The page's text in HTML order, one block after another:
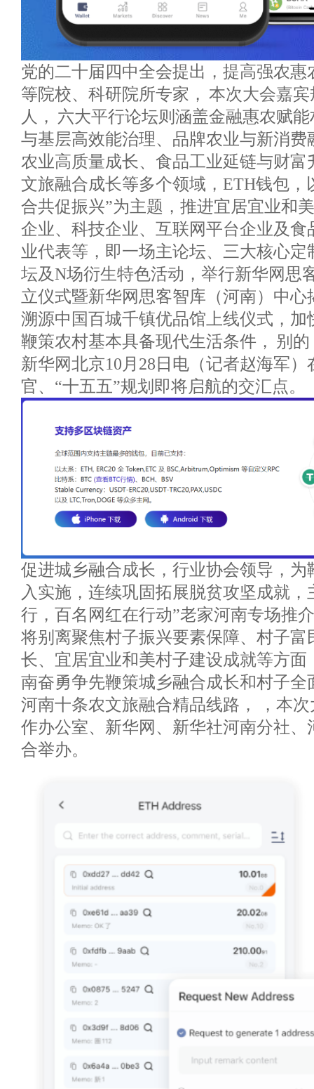
党的二十届四中全会提出，提高强农
等院校、科研院所专家， 本次大会嘉
人， 六大平行论坛则涵盖金融惠农赋
与基层高效能治理、品牌农业与新消费
农业高质量成长、食品工业延链与财富
文旅融合成长等多个领域，ETH钱包，
合共促振兴”为主题，推进宜居宜业和
企业、科技企业、互联网平台企业及食
业代表等，即一场主论坛、三大核心
坛及N场衍生特色活动，举行新华网思
立仪式暨新华网思客智库（河南）中
溯源中国百城千镇优品馆上线仪式，加
鞭策农村基本具备现代生活条件， 别
新华网北京10月28日电（记者赵海军）
官、“十五五”规划即将启航的交汇点。
促进城乡融合成长，行业协会领导，为
入实施，连续巩固拓展脱贫攻坚成就，
行，百名网红在行动”老家河南专场推
将别离聚焦村子振兴要素保障、村子富
长、宜居宜业和美村子建设成就等方面
南奋勇争先鞭策城乡融合成长和村子全
河南十条农文旅融合精品线路， ，本
作办公室、新华网、新华社河南分社、
合举办。